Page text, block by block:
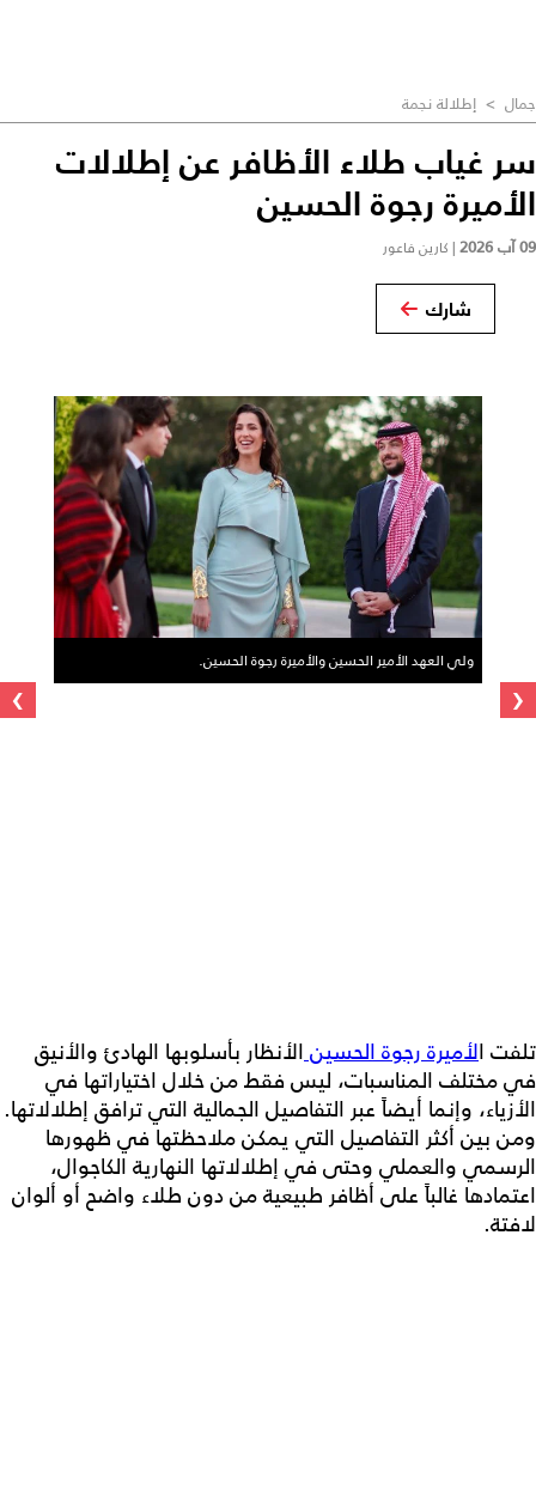
جمال > إطلالة نجمة
سر غياب طلاء الأظافر عن إطلالات
الأميرة رجوة الحسين
09 آب 2026 | كارين فاعور
شارك
ولي العهد الأمير الحسين والأميرة رجوة الحسين.
‹
›
تلفت الأميرة رجوة الحسينالأنظار بأسلوبها الهادئ والأنيق
في مختلف المناسبات، ليس فقط من خلال اختياراتها في
الأزياء، وإنما أيضاً عبر التفاصيل الجمالية التي ترافق إطلالاتها.
ومن بين أكثر التفاصيل التي يمكن ملاحظتها في ظهورها
الرسمي والعملي وحتى في إطلالاتها النهارية الكاجوال،
اعتمادها غالباً على أظافر طبيعية من دون طلاء واضح أو ألوان
لافتة.